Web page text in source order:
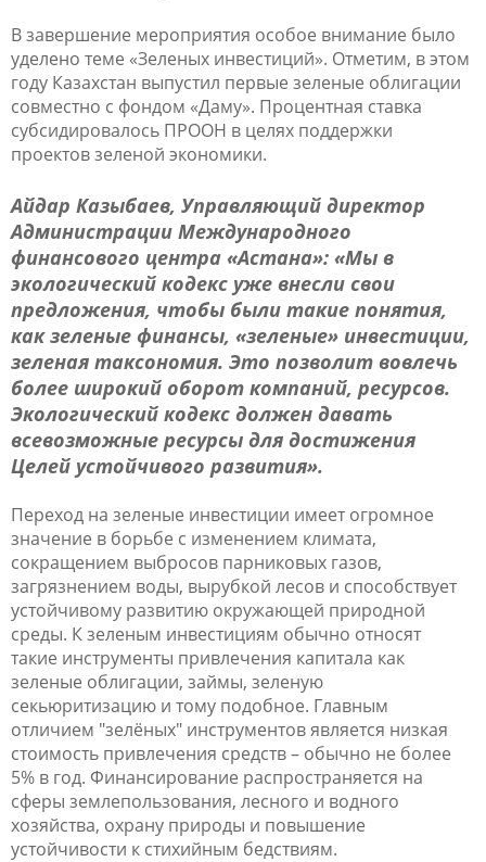
В завершение мероприятия особое внимание было
уделено теме «Зеленых инвестиций». Отметим, в этом
году Казахстан выпустил первые зеленые облигации
совместно с фондом «Даму». Процентная ставка
субсидировалось ПРООН в целях поддержки
проектов зеленой экономики.
Айдар Казыбаев, Управляющий директор
Администрации Международного
финансового центра «Астана»: «Мы в
экологический кодекс уже внесли свои
предложения, чтобы были такие понятия,
как зеленые финансы, «зеленые» инвестиции,
зеленая таксономия. Это позволит вовлечь
более широкий оборот компаний, ресурсов.
Экологический кодекс должен давать
всевозможные ресурсы для достижения
Целей устойчивого развития».
Переход на зеленые инвестиции имеет огромное
значение в борьбе с изменением климата,
сокращением выбросов парниковых газов,
загрязнением воды, вырубкой лесов и способствует
устойчивому развитию окружающей природной
среды. К зеленым инвестициям обычно относят
такие инструменты привлечения капитала как
зеленые облигации, займы, зеленую
секьюритизацию и тому подобное. Главным
отличием "зелёных" инструментов является низкая
стоимость привлечения средств – обычно не более
5% в год. Финансирование распространяется на
сферы землепользования, лесного и водного
хозяйства, охрану природы и повышение
устойчивости к стихийным бедствиям.